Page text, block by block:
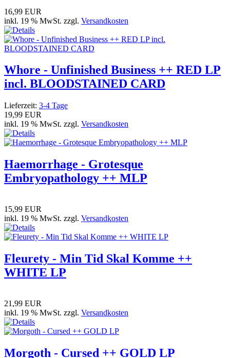
16,99 EUR
inkl. 19 % MwSt. zzgl. Versandkosten
Whore - Unfinished Business ++ RED LP
incl. BLOODSTAINED CARD
Lieferzeit: 3-4 Tage
19,99 EUR
inkl. 19 % MwSt. zzgl. Versandkosten
Haemorrhage - Grotesque
Embryopathology ++ MLP
15,99 EUR
inkl. 19 % MwSt. zzgl. Versandkosten
Fleurety - Min Tid Skal Komme ++
WHITE LP
21,99 EUR
inkl. 19 % MwSt. zzgl. Versandkosten
Morgoth - Cursed ++ GOLD LP